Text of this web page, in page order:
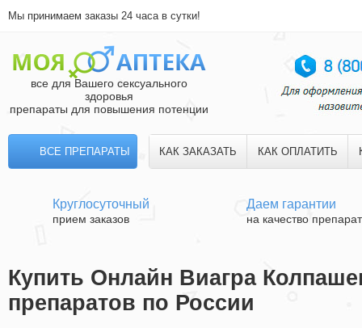
Мы принимаем заказы 24 часа в сутки!
все для Вашего сексуального
здоровья
препараты для повышения потенции
ВСЕ ПРЕПАРАТЫ КАК ЗАКАЗАТЬ КАК ОПЛАТИТЬ
Круглосуточный
прием заказов
Даем гарантии
на качество
Купить Онлайн Виагра
препаратов по России